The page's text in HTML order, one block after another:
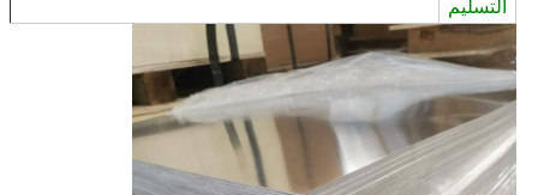
التسليم